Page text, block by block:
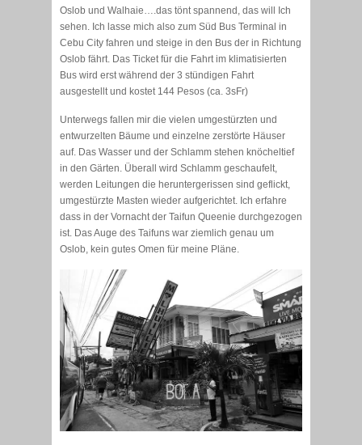
Oslob und Walhaie….das tönt spannend, das will Ich
sehen. Ich lasse mich also zum Süd Bus Terminal in
Cebu City fahren und steige in den Bus der in Richtung
Oslob fährt. Das Ticket für die Fahrt im klimatisierten
Bus wird erst während der 3 stündigen Fahrt
ausgestellt und kostet 144 Pesos (ca. 3sFr)
Unterwegs fallen mir die vielen umgestürzten und
entwurzelten Bäume und einzelne zerstörte Häuser
auf. Das Wasser und der Schlamm stehen knöcheltief
in den Gärten. Überall wird Schlamm geschaufelt,
werden Leitungen die heruntergerissen sind geflickt,
umgestürzte Masten wieder aufgerichtet. Ich erfahre
dass in der Vornacht der Taifun Queenie durchgezogen
ist. Das Auge des Taifuns war ziemlich genau um
Oslob, kein gutes Omen für meine Pläne.